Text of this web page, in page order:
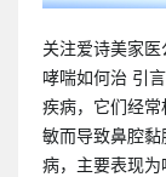
关注爱诗美家
哮喘如何治 引
疾病，它们经
敏而导致鼻腔
病，主要表现